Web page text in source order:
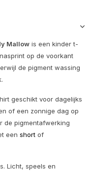
Mallow is een kinder t-
op de voorkant
de pigment wassing
geschikt voor dagelijks
of een zonnige dag op
de pigmentafwerking
een short of
Licht, speels en